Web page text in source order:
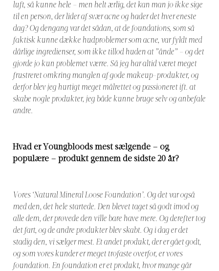
luft, så kunne hele – men helt ærlig, det kan man jo ikke sige
til en person, der lider af svær acne og hader det hver eneste
dag? Og dengang var det sådan, at de foundations, som så
faktisk kunne dække hudproblemer som acne, var fyldt med
dårlige ingredienser, som ikke tillod huden at ”ånde” – og det
gjorde jo kun problemet værre. Så jeg har altid været meget
frustreret omkring manglen af gode makeup-produkter, og
derfor blev jeg hurtigt meget målrettet og passioneret ift. at
skabe nogle produkter, jeg både kunne bruge selv og anbefale
andre.
Hvad er Youngbloods mest sælgende – og
populære – produkt gennem de sidste 20 år?
Vores ‘Natural Mineral Loose Foundation’. Og det var også
med den, det hele startede. Den blevet taget så godt imod og
alle dem, der prøvede den ville bare have mere. Og derefter tog
det fart, og de andre produkter blev skabt. Og i dag er det
stadig den, vi sælger mest. Et andet produkt, der er gået godt,
og som vores kunder er meget trofaste overfor, er vores
foundation. En foundation er et produkt, hvor mange går